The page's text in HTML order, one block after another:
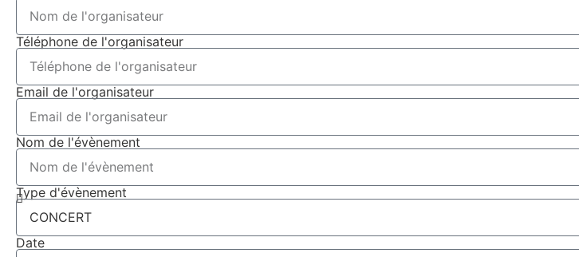
Téléphone de l'organisateur
Email de l'organisateur
Nom de l'évènement
Type d'évènement
Date